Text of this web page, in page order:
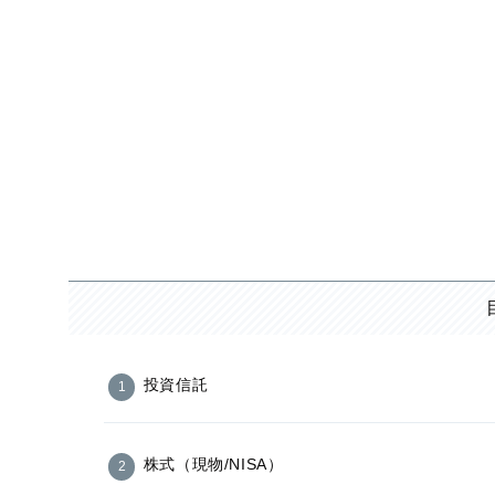
投資信託
株式（現物/NISA）